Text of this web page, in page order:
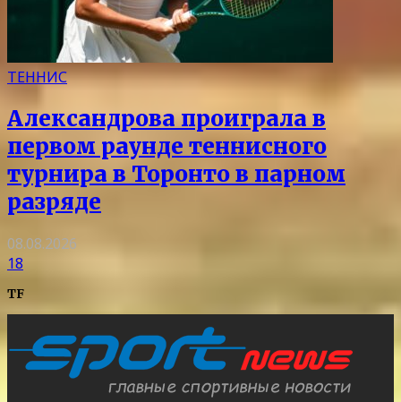
ТЕННИС
Александрова проиграла в
первом раунде теннисного
турнира в Торонто в парном
разряде
08.08.2026
18
TF